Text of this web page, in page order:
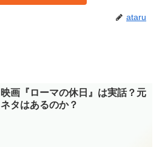
ataru
映画『ローマの休日』は実話？元
ネタはあるのか？